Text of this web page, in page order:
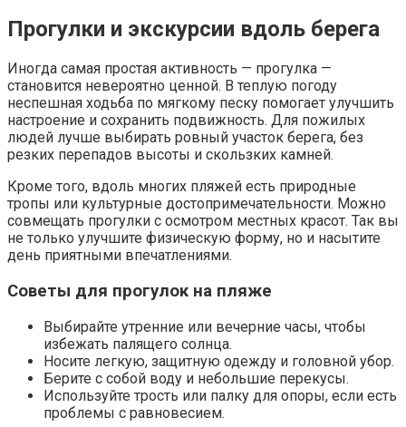
Прогулки и экскурсии вдоль берега
Иногда самая простая активность — прогулка —
становится невероятно ценной. В теплую погоду
неспешная ходьба по мягкому песку помогает улучшить
настроение и сохранить подвижность. Для пожилых
людей лучше выбирать ровный участок берега, без
резких перепадов высоты и скользких камней.
Кроме того, вдоль многих пляжей есть природные
тропы или культурные достопримечательности. Можно
совмещать прогулки с осмотром местных красот. Так вы
не только улучшите физическую форму, но и насытите
день приятными впечатлениями.
Советы для прогулок на пляже
Выбирайте утренние или вечерние часы, чтобы
избежать палящего солнца.
Носите легкую, защитную одежду и головной убор.
Берите с собой воду и небольшие перекусы.
Используйте трость или палку для опоры, если есть
проблемы с равновесием.